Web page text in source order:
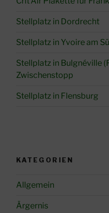
Stellplatz in Dordrecht
Stellplatz in Yvoire am
Stellplatz in Bulgnéville
Zwischenstopp
Stellplatz in Flensburg
KATEGORIEN
Allgemein
Ärgernis